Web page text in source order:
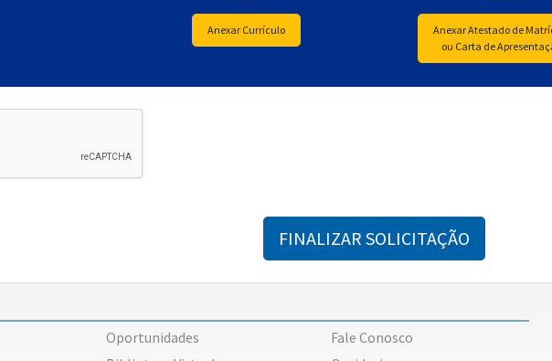
Anexar Currículo
Anexar Atestado de
ou Carta de
FINALIZAR SOLICITAÇÃO
Oportunidades
Fale Conosco